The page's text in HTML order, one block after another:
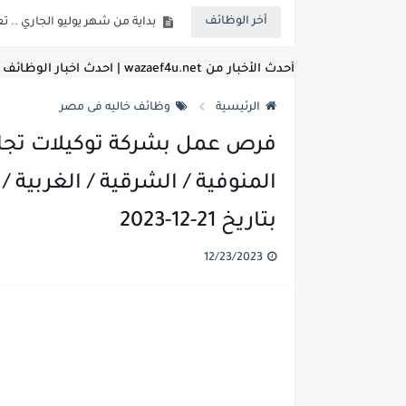
أخر الوظائف للمؤهلات العليا ..اعلان وظائف
اعلان وظائف وزارة التعليم
اعلان وظائف الهيئة
اعلان وظائف الشركة
مسابقة معلمي الحصه
اعلان وظائف الهيئة القومية
أحدث الأخبار من wazaef4u.net | احدث اخبار الوظائف
الرئيسية وظائف خاليه فى مصر
فرص عمل بشركة توكيلات
المنوفية / الشرقية /
بتاريخ 21-12-2023